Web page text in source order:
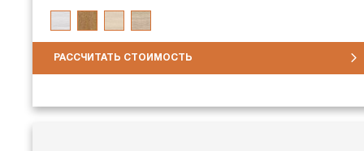
РАССЧИТАТЬ СТОИМОСТЬ